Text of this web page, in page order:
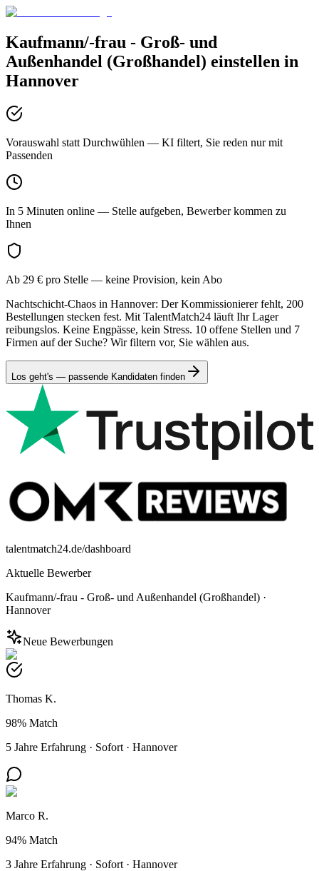
Kaufmann/-frau - Groß- und
Außenhandel (Großhandel) einstellen in
Hannover
Vorauswahl statt Durchwühlen — KI filtert, Sie reden nur mit
Passenden
In 5 Minuten online — Stelle aufgeben, Bewerber kommen zu
Ihnen
Ab 29 € pro Stelle — keine Provision, kein Abo
Nachtschicht-Chaos in Hannover: Der Kommissionierer fehlt, 200
Bestellungen stecken fest. Mit TalentMatch24 läuft Ihr Lager
reibungslos. Keine Engpässe, kein Stress. 10 offene Stellen und 7
Firmen auf der Suche? Wir filtern vor, Sie wählen aus.
Los geht's — passende Kandidaten finden
talentmatch24.de/dashboard
Aktuelle Bewerber
Kaufmann/-frau - Groß- und Außenhandel (Großhandel) ·
Hannover
Neue Bewerbungen
Thomas K.
98% Match
5 Jahre Erfahrung · Sofort · Hannover
Marco R.
94% Match
3 Jahre Erfahrung · Sofort · Hannover